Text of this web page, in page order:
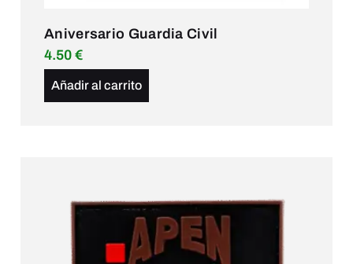
Aniversario Guardia Civil
4.50 €
Añadir al carrito